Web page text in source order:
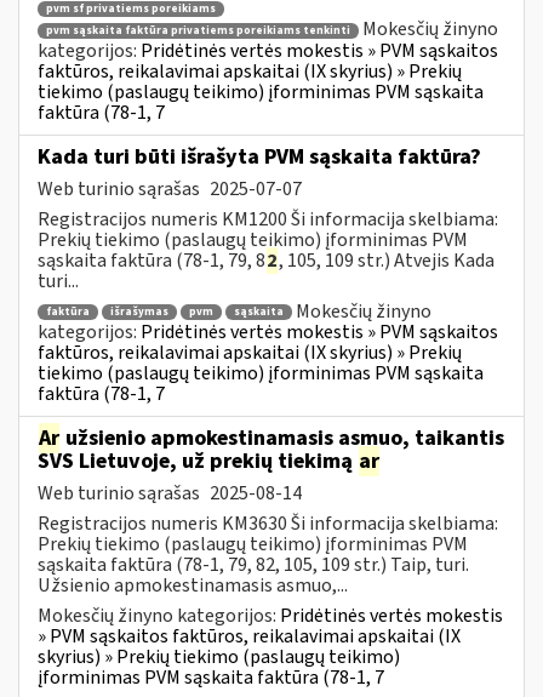
pvm sf privatiems poreikiams
pvm sąskaita faktūra privatiems poreikiams tenkinti
Mokesčių žinyno
kategorijos: Pridėtinės vertės mokestis » PVM sąskaitos
faktūros, reikalavimai apskaitai (IX skyrius) » Prekių
tiekimo (paslaugų teikimo) įforminimas PVM sąskaita
faktūra (78-1, 7
Kada turi būti išrašyta PVM sąskaita faktūra?
Web turinio sąrašas 2025-07-07
Registracijos numeris KM1200 Ši informacija skelbiama:
Prekių tiekimo (paslaugų teikimo) įforminimas PVM
sąskaita faktūra (78-1, 79, 82, 105, 109 str.) Atvejis Kada
turi...
faktūra išrašymas pvm sąskaita
Mokesčių žinyno
kategorijos: Pridėtinės vertės mokestis » PVM sąskaitos
faktūros, reikalavimai apskaitai (IX skyrius) » Prekių
tiekimo (paslaugų teikimo) įforminimas PVM sąskaita
faktūra (78-1, 7
Ar užsienio apmokestinamasis asmuo, taikantis
SVS Lietuvoje, už prekių tiekimą ar
Web turinio sąrašas 2025-08-14
Registracijos numeris KM3630 Ši informacija skelbiama:
Prekių tiekimo (paslaugų teikimo) įforminimas PVM
sąskaita faktūra (78-1, 79, 82, 105, 109 str.) Taip, turi.
Užsienio apmokestinamasis asmuo,...
Mokesčių žinyno kategorijos: Pridėtinės vertės mokestis
» PVM sąskaitos faktūros, reikalavimai apskaitai (IX
skyrius) » Prekių tiekimo (paslaugų teikimo)
įforminimas PVM sąskaita faktūra (78-1, 7